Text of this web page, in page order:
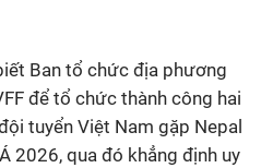
Ban tổ chức địa phương
để tổ chức thành công hai
tuyển Việt Nam gặp Nepal
2026, qua đó khẳng định uy